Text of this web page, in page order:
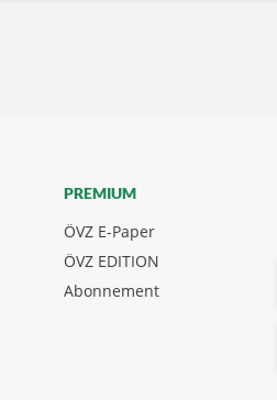
PREMIUM
ÖVZ E-Paper
Abonnement
ÖVZ EDITION